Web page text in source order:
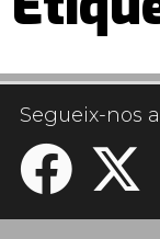
Segueix-nos